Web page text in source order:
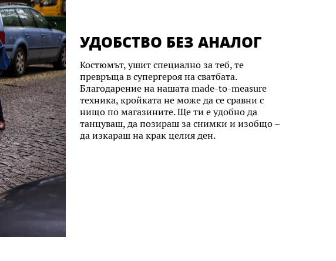
УДОБСТВО БЕЗ АНАЛОГ
Костюмът, ушит специално за теб, те
превръща в супергероя на сватбата.
Благодарение на нашата made-to-measure
техника, кройката не може да се сравни с
нищо по магазините. Ще ти е удобно да
танцуваш, да позираш за снимки и изобщо –
да изкараш на крак целия ден.